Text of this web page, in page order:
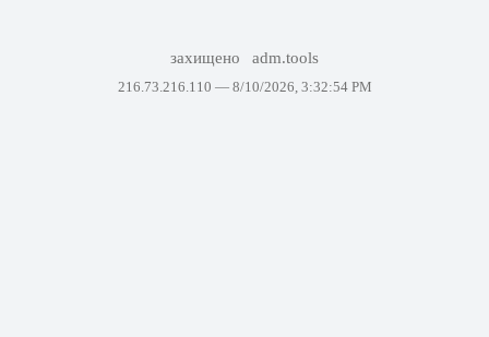
захищено adm.tools
216.73.216.110 — 8/10/2026, 3:32:54 PM